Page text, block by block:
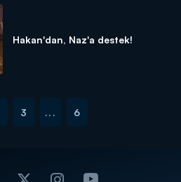
Hakan'dan, Naz'a destek!
3 ... 6